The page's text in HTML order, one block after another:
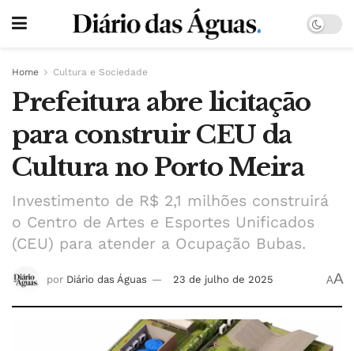
Home Cultura e Sociedade
Prefeitura abre licitação
para construir CEU da
Cultura no Porto Meira
Investimento de R$ 2,1 milhões construirá
o Centro de Artes e Esportes Unificados
(CEU) para atender a Ocupação Bubas.
por Diário das Águas 23 de julho de 2025 AA